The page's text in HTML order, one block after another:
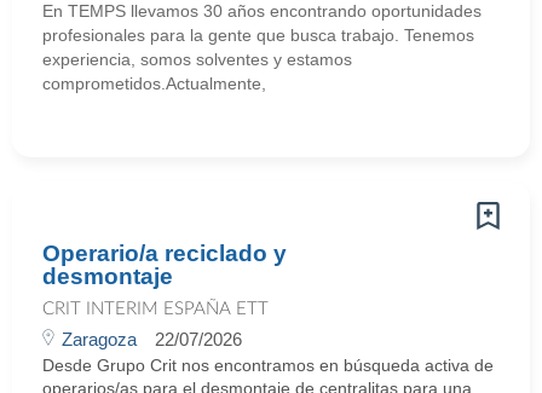
En TEMPS llevamos 30 años encontrando oportunidades
profesionales para la gente que busca trabajo. Tenemos
experiencia, somos solventes y estamos
comprometidos.Actualmente,
Operario/a reciclado y
desmontaje
CRIT INTERIM ESPAÑA ETT
Zaragoza 22/07/2026
Desde Grupo Crit nos encontramos en búsqueda activa de
operarios/as para el desmontaje de centralitas para una